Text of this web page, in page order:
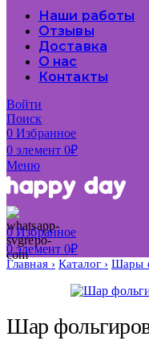
Наши работы
Отзывы
Доставка
О нас
Контакты
Войти
Поиск
0Избранное
0элемент 0₽
Меню
0Избранное
0элемент 0₽
Главная Каталог Шары
Шар